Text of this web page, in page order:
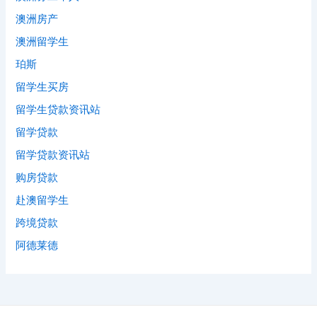
澳洲房产
澳洲留学生
珀斯
留学生买房
留学生贷款资讯站
留学贷款
留学贷款资讯站
购房贷款
赴澳留学生
跨境贷款
阿德莱德